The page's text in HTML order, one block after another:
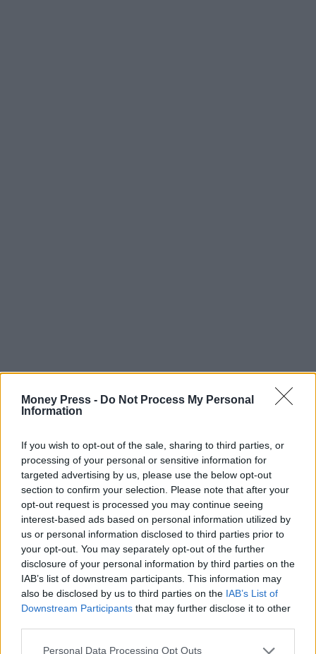
Money Press - Do Not Process My Personal
Information
If you wish to opt-out of the sale, sharing to third parties, or
processing of your personal or sensitive information for
targeted advertising by us, please use the below opt-out
section to confirm your selection. Please note that after your
opt-out request is processed you may continue seeing
interest-based ads based on personal information utilized by
us or personal information disclosed to third parties prior to
your opt-out. You may separately opt-out of the further
disclosure of your personal information by third parties on the
IAB’s list of downstream participants. This information may
also be disclosed by us to third parties on the IAB’s List of
Downstream Participants that may further disclose it to other
Personal Data Processing Opt Outs
Eurojackpot